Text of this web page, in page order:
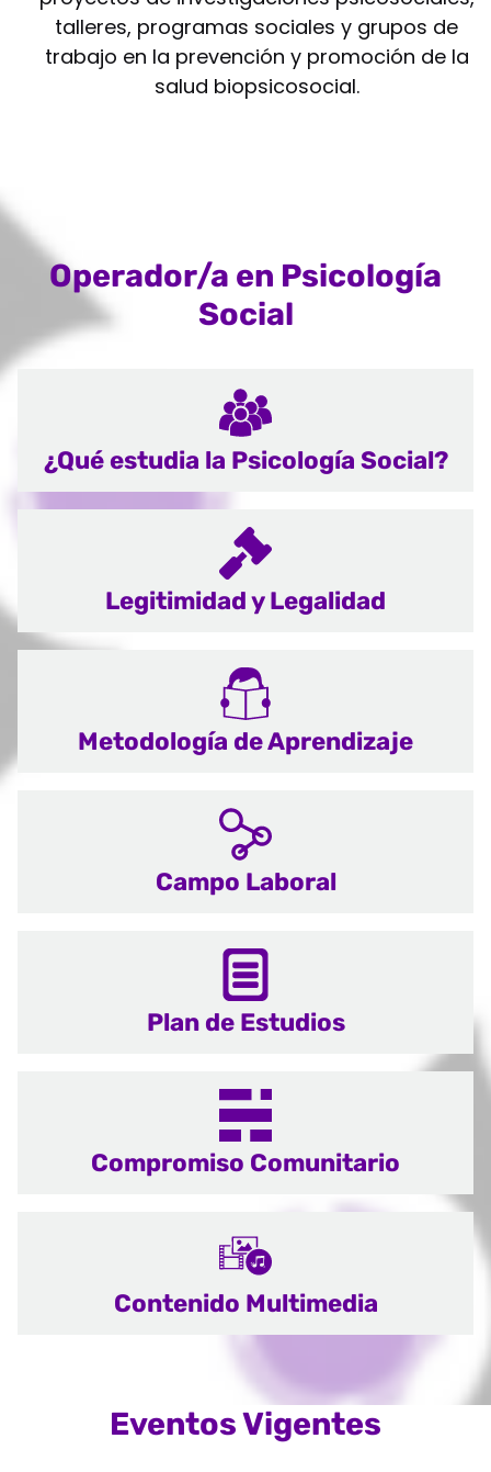
talleres, programas sociales y grupos de
trabajo en la prevención y promoción de la
salud biopsicosocial.
Operador/a en Psicología
Social
¿Qué estudia la Psicología Social?
Legitimidad y Legalidad
Metodología de Aprendizaje
Campo Laboral
Plan de Estudios
Compromiso Comunitario
Contenido Multimedia
Eventos Vigentes